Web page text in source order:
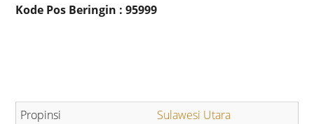
Kode Pos Beringin : 95999
Sulawesi Utara